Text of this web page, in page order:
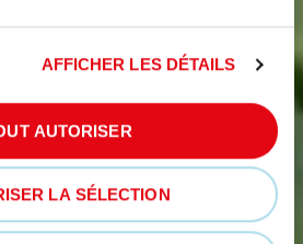
AFFICHER LES DÉTAILS
AUTORISER
LA SÉLECTION